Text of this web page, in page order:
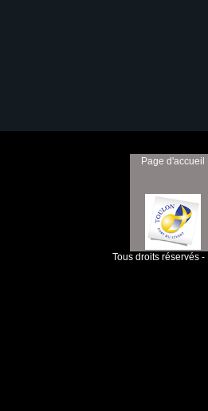
Page d'accueil
Tous droits réservés